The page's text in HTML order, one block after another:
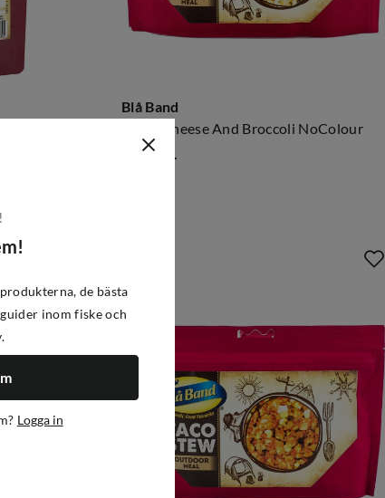
Blå Band
Pasta Cheese And Broccoli NoColour
104 kr
de bästa
inom fiske och
Logga in